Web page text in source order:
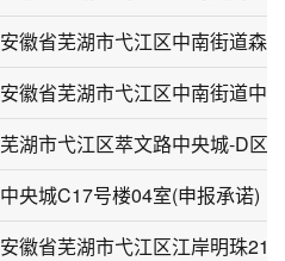
芜湖市弋江区萃文路中央城-D区
中央城C17号楼04室(申报承诺)
安徽省芜湖市弋江区江岸明珠21